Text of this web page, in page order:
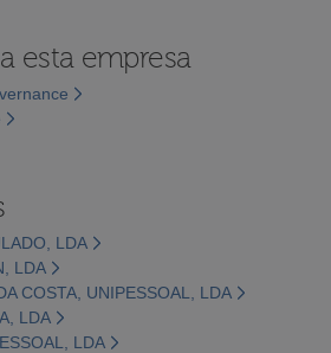
esta empresa
LDA
LDA
COSTA, UNIPESSOAL, LDA
LDA
LDA